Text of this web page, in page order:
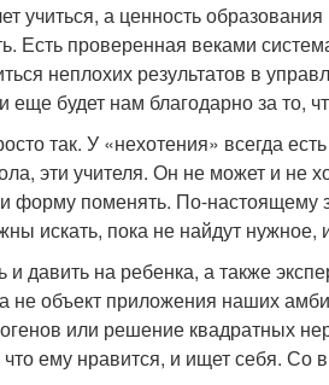
учиться, а ценность
Есть проверенная веками
неплохих результатов в
еще будет нам благодарно за то,
так. У «нехотения» всегда
эти учителя. Он не может и не
форму поменять. По-
искать, пока не найдут нужное,
и давить на ребенка, а также
не объект приложения наших
или решение квадратных
что ему нравится, и ищет себя. Со